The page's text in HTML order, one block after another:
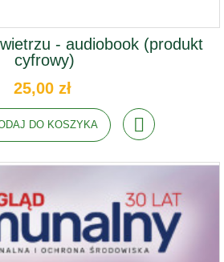
- audiobook (produkt
cyfrowy)
25,00 zł
DO KOSZYKA